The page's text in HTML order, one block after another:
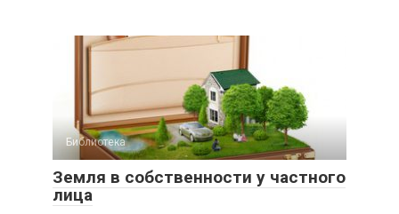
Библиотека
Земля в собственности у частного
лица